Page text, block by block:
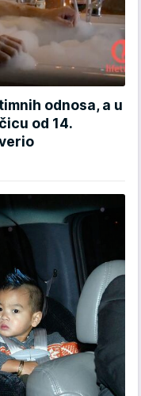
odnosa, a u
od 14.